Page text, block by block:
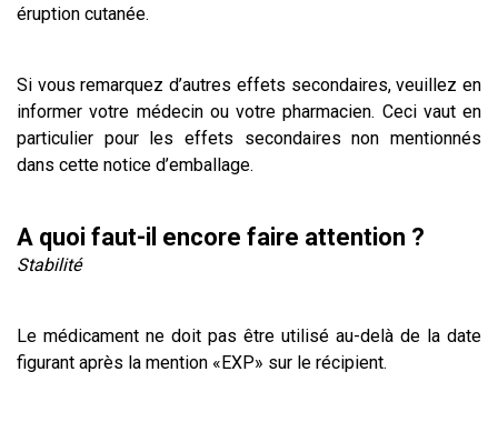
éruption cutanée.
Si vous remarquez d’autres effets secondaires, veuillez en
informer votre médecin ou votre pharmacien. Ceci vaut en
particulier pour les effets secondaires non mentionnés
dans cette notice d’emballage.
A quoi faut-il encore faire attention ?
Stabilité
Le médicament ne doit pas être utilisé au-delà de la date
figurant après la mention «EXP» sur le récipient.